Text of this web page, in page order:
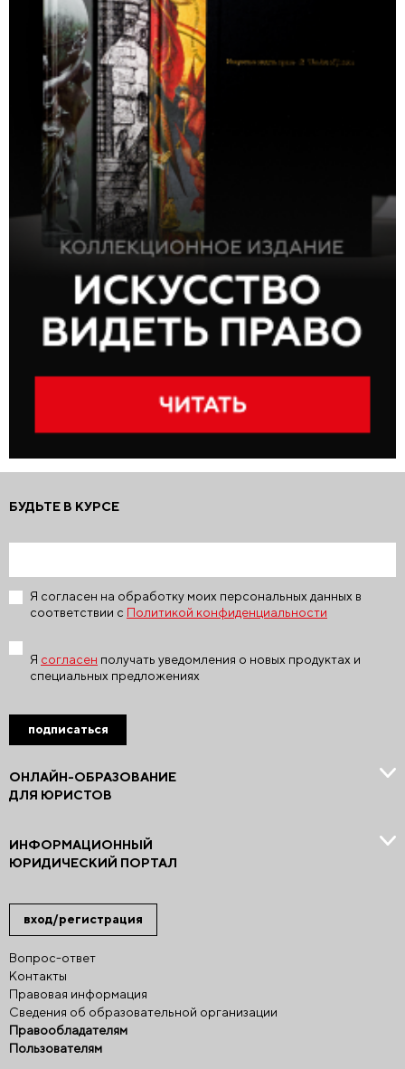
вход/регистрация
Вопрос-ответ
Контакты
Правовая информация
Сведения об образовательной организации
Правообладателям
Пользователям
ОНЛАЙН-ОБРАЗОВАНИЕ
ДЛЯ ЮРИСТОВ
ИНФОРМАЦИОННЫЙ
ЮРИДИЧЕСКИЙ ПОРТАЛ
БУДЬТЕ В КУРСЕ
Я согласен на обработку моих персональных данных в
соответствии с Политикой конфиденциальности
Я согласен получать уведомления о новых продуктах и
специальных предложениях
подписаться